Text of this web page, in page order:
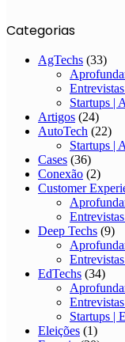
Categorias
AgTechs (33)
Startups |
Artigos (24)
AutoTech (22)
Startups |
Cases (36)
Conexão (2)
Customer
Deep Techs (9)
EdTechs (34)
Startups |
Eleições (1)